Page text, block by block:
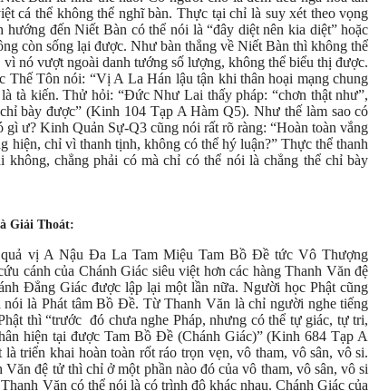
cá thể không thể nghĩ bàn. Thực tại chỉ là suy xét theo vọng
đến Niết Bàn có thể nói là “đây diệt nên kia diệt” hoặc
còn sống lại được. Như bàn thẳng về Niết Bàn thì không thể
nó vượt ngoài danh tướng số lượng, không thể biểu thị được.
Tôn nói: “Vị A La Hán lậu tận khi thân hoại mạng chung
tà kiến. Thử hỏi: “Đức Như Lai thấy pháp: “chơn thật như”,
bày được” (Kinh 104 Tạp A Hàm Q5). Như thế làm sao có
ư? Kinh Quản Sự-Q3 cũng nói rất rõ ràng: “Hoàn toàn vắng
hiện, chỉ vì thanh tịnh, không có thể hý luận?” Thực thể thanh
không, chẳng phải có mà chỉ có thể nói là chẳng thể chỉ bày
Giải Thoát:
vị A Nậu Đa La Tam Miệu Tam Bồ Đề tức Vô Thượng
cánh của Chánh Giác siêu việt hơn các hàng Thanh Văn đệ
Đẳng Giác được lập lại một lần nữa. Người học Phật cũng
là Phát tâm Bồ Đề. Từ Thanh Văn là chỉ người nghe tiếng
thì “trước đó chưa nghe Pháp, nhưng có thể tự giác, tự tri,
hiện tại được Tam Bồ Đề (Chánh Giác)” (Kinh 684 Tạp A
triển khai hoàn toàn rốt ráo trọn vẹn, vô tham, vô sân, vô si.
đệ tử thì chỉ ở một phần nào đó của vô tham, vô sân, vô si
Văn có thể nói là có trình độ khác nhau. Chánh Giác của